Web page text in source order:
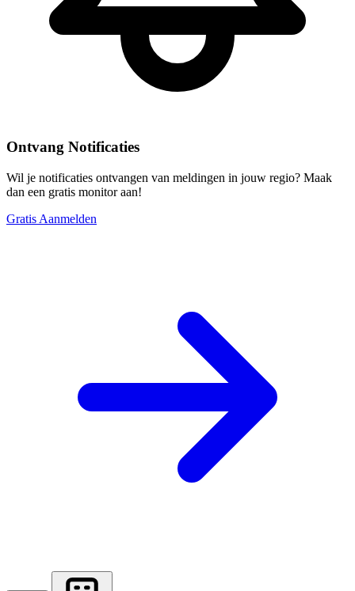
Ontvang Notificaties
Wil je notificaties ontvangen van meldingen in jouw regio? Maak
dan een gratis monitor aan!
Gratis Aanmelden